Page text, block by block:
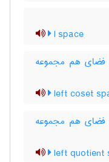
l space
هم مجموعه
left coset
هم مجموعه
left quotient